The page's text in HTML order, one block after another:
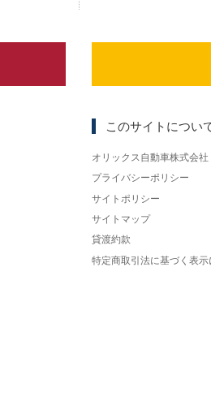
このサイトについ
オリックス自動車株式会
プライバシーポリシー
サイトポリシー
サイトマップ
貸渡約款
特定商取引法に基づく表示